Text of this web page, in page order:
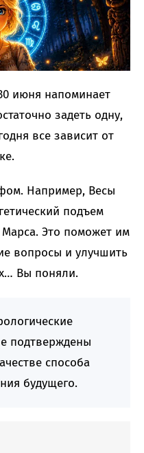
июня напоминает
задеть одну,
все зависит от
Например, Весы
подъем
Это поможет им
вопросы и улучшить
Вы поняли.
подтверждены
способа
будущего.